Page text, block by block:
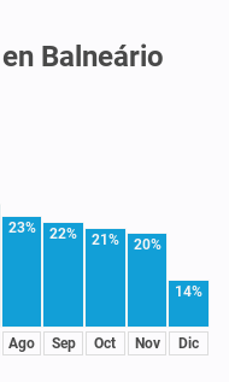
Balneário
23%
Ago
22%
Sep
21%
Oct
20%
Nov
14%
Dic